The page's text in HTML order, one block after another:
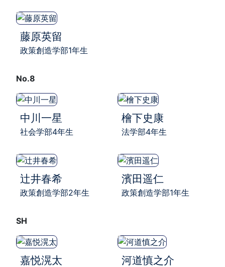
藤原英留
政策創造学部1年生
No.8
中川一星
社会学部4年生
檜下史康
法学部4年生
辻井春希
政策創造学部2年生
濱田遥仁
政策創造学部1年生
SH
嘉悦滉太 河道慎之介